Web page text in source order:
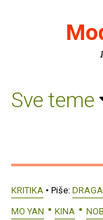
Sve teme
KRITIKA • Piše:
MO YAN
KINA